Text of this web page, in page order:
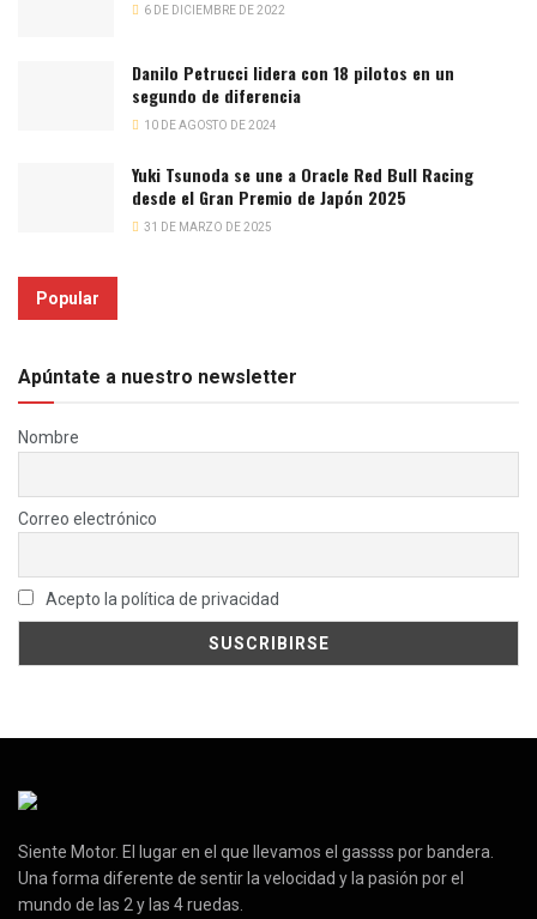
6 DE DICIEMBRE DE 2022
Danilo Petrucci lidera con 18 pilotos en un
segundo de diferencia
10 DE AGOSTO DE 2024
Yuki Tsunoda se une a Oracle Red Bull Racing
desde el Gran Premio de Japón 2025
31 DE MARZO DE 2025
Popular
Apúntate a nuestro newsletter
Nombre
Correo electrónico
Acepto la política de privacidad
Siente Motor. El lugar en el que llevamos el gassss por bandera.
Una forma diferente de sentir la velocidad y la pasión por el
mundo de las 2 y las 4 ruedas.